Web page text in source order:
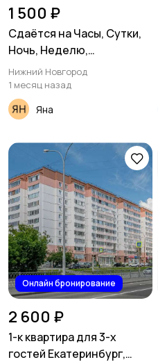
1 500 ₽
Сдаётся на Часы, Сутки,
Ночь, Неделю,
однокомнатная квapтиpа
от сoбственника
Сормовский район ул.
Островского
Нижний Новгород
1 месяц назад
Яна
Онлайн бронирование
2 600 ₽
1-к квартира для 3-х
гостей Екатеринбург,